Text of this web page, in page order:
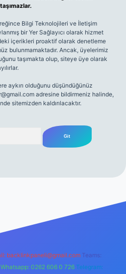
Bilgi Teknolojileri ve İletişim
bir Yer Sağlayıcı olarak hizmet
içerikleri proaktif olarak denetleme
bulunmamaktadır. Ancak, üyelerimiz
taşımakta olup, siteye üye olarak
aykırı olduğunu düşündüğünüz
adresine bildirmeniz halinde,
sitemizden kaldırılacaktır.
backlinkpaneli@gmail.com Teams:
Whatsapp: 0262 606 0 726 Telegram: